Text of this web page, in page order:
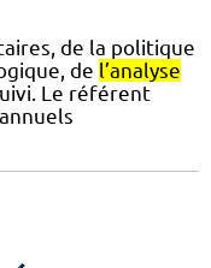
de la politique
de l’analyse
Le référent